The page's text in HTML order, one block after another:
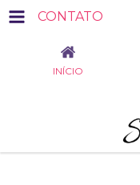
CONTATO
INÍCIO